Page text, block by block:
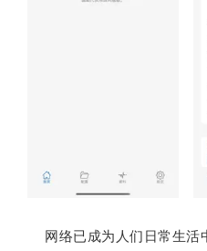
网络已成为人们日常生活